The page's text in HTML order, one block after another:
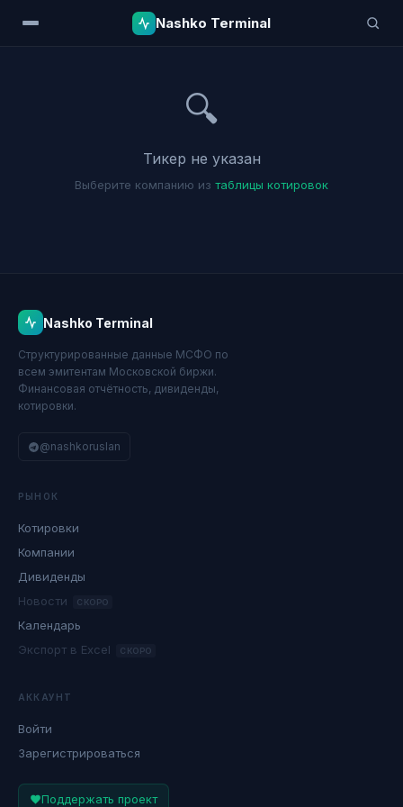
Nashko Terminal
🔍
Тикер не указан
Выберите компанию из таблицы котировок
Nashko Terminal
Структурированные данные МСФО по
всем эмитентам Московской биржи.
Финансовая отчётность, дивиденды,
котировки.
@nashkoruslan
РЫНОК
Котировки
Компании
Дивиденды
Новости
СКОРО
Календарь
Экспорт в Excel
СКОРО
АККАУНТ
Войти
Зарегистрироваться
Поддержать проект